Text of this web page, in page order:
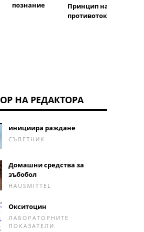
познание
Принцип на
противоток
НА РЕДАКТОРА
инициира раждане
СЪВЕТНИК
Домашни средства за
зъбобол
HAUSMITTEL
Окситоцин
ЛАБОРАТОРНИТЕ
ПОКАЗАТЕЛИ